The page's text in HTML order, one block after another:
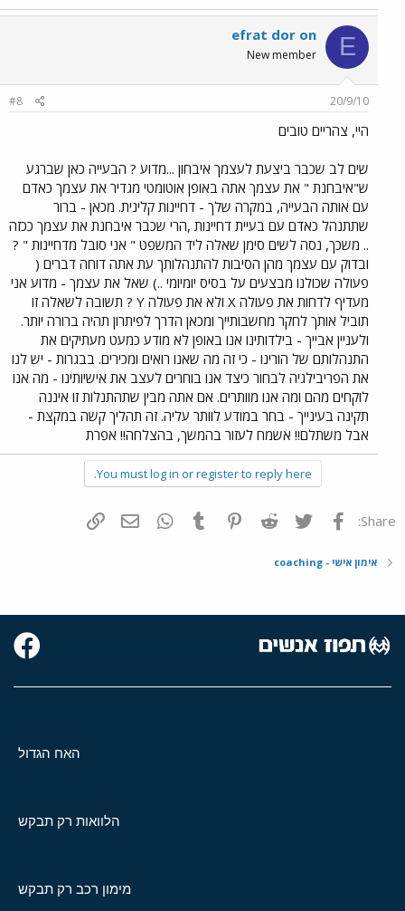
E
efrat dor on
New member
20/9/10
#8
היי, צהריים טובים
שים לב שכבר ביצעת לעצמך איבחון ...מדוע ? הבעייה כאן שברגע
ש"איבחנת " את עצמך אתה באופן אוטומטי מגדיר את עצמך כאדם
עם אותה הבעייה, במקרה שלך - דחיינות קלינית. מכאן - ברור
שתתנהל כאדם עם בעיית דחיינות ,הרי שכבר איבחנת את עצמך ככזה
.. משכך, נסה לשים סימן שאלה ליד המשפט " אני סובל מדחיינות " ?
ובדוק עם עצמך מהן הסיבות להתנהלותך עת אתה דוחה דברים (
פעולה שכולנו מבצעים על בסיס יומיומי ..) שאל את עצמך - מדוע אני
מעדיף לדחות את פעולה X ולא את פעולה Y ? תשובה לשאלה זו
תוביל אותך לחקר מחשבותייך ומכאן הדרך לפיתרון תהיה ברורה יותר.
ולעניין אבייך - בילדותינו אנו באופן לא מודע כמעט מעתיקים את
התנהלותם של הורינו - כי זה מה שאנו רואים ומכירים. בבגרות - יש לנו
את הפריבילגיה לבחור כיצד אנו בוחרים לעצב את אישיותינו - מה אנו
לוקחים מהם ומה אנו מוותרים. אם אתה מבין שתהתנלות זו איננה
תקינה בעינייך - בחר במודע לוותר עליה. זה תהליך קשה במקצת -
אבל משתלם!! אשמח לעזור בהמשך, בהצלחה!! אפרת
You must log in or register to reply here.
Share: פייסבוק Twitter
Reddit
Pinterest
Tumblr
WhatsAppדואר אלקטרוני
אימון אישי - coaching
האח הגדול
הלוואות רק תבקש
מימון רכב רק תבקש